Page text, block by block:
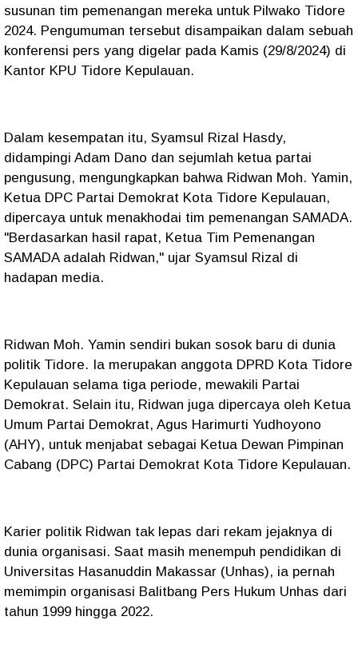
susunan tim pemenangan mereka untuk Pilwako Tidore
2024. Pengumuman tersebut disampaikan dalam sebuah
konferensi pers yang digelar pada Kamis (29/8/2024) di
Kantor KPU Tidore Kepulauan.
Dalam kesempatan itu, Syamsul Rizal Hasdy,
didampingi Adam Dano dan sejumlah ketua partai
pengusung, mengungkapkan bahwa Ridwan Moh. Yamin,
Ketua DPC Partai Demokrat Kota Tidore Kepulauan,
dipercaya untuk menakhodai tim pemenangan SAMADA.
"Berdasarkan hasil rapat, Ketua Tim Pemenangan
SAMADA adalah Ridwan," ujar Syamsul Rizal di
hadapan media.
Ridwan Moh. Yamin sendiri bukan sosok baru di dunia
politik Tidore. Ia merupakan anggota DPRD Kota Tidore
Kepulauan selama tiga periode, mewakili Partai
Demokrat. Selain itu, Ridwan juga dipercaya oleh Ketua
Umum Partai Demokrat, Agus Harimurti Yudhoyono
(AHY), untuk menjabat sebagai Ketua Dewan Pimpinan
Cabang (DPC) Partai Demokrat Kota Tidore Kepulauan.
Karier politik Ridwan tak lepas dari rekam jejaknya di
dunia organisasi. Saat masih menempuh pendidikan di
Universitas Hasanuddin Makassar (Unhas), ia pernah
memimpin organisasi Balitbang Pers Hukum Unhas dari
tahun 1999 hingga 2022.